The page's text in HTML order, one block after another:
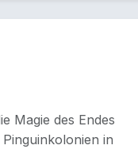
Magie des Endes
in